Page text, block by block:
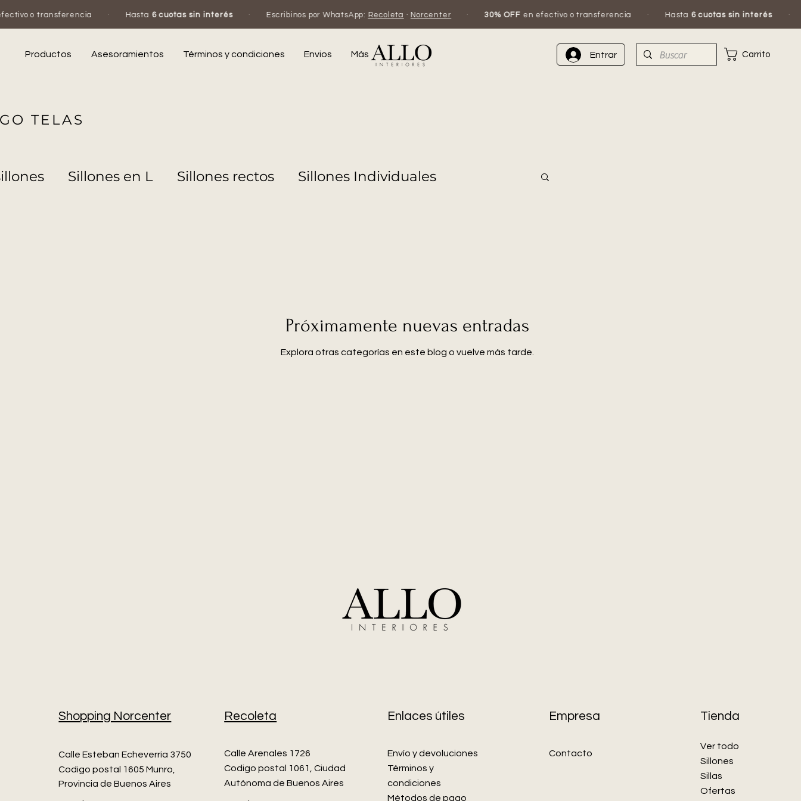
o transferencia Hasta6 cuotas sin interés Escribinos por WhatsApp:Recoleta·Norcenter 30% OFFen efectivo o transferencia Hasta6 cuotas sin interés
Productos Asesoramientos Términos y condiciones Envios Más Entrar Carrito
TELAS
Sillones en L Sillones rectos Sillones Individuales
Próximamente nuevas entradas
Explora otras categorías en este blog o vuelve más tarde.
Shopping Norcenter
Calle Esteban Echeverría 3750
Codigo postal 1605 Munro,
Provincia de Buenos Aires​
Recoleta
Calle Arenales 1726
Codigo postal 1061, Ciudad
Autónoma de Buenos Aires
Enlaces útiles
Envío y devoluciones
Términos y
condiciones
Métodos de pago
Empresa
Contacto
Tienda
Ver todo
Sillones
Sillas
Ofertas